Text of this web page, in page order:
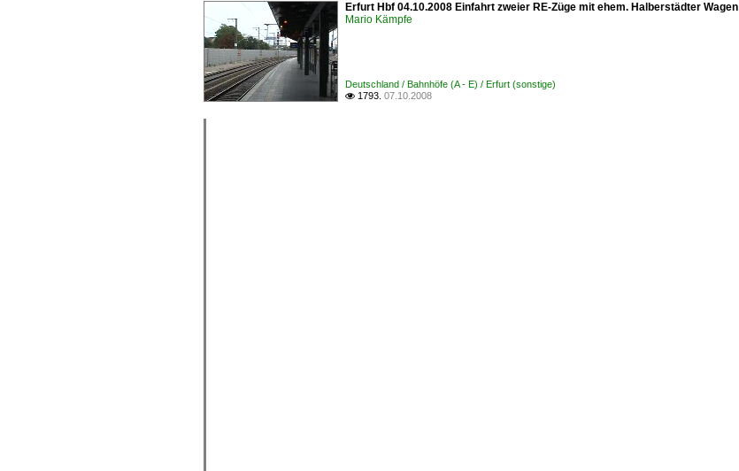
Erfurt Hbf 04.10.2008 Einfahrt zweier RE-Züge mit ehem. Halberstädter Wagen
Mario Kämpfe
Deutschland / Bahnhöfe (A - E) / Erfurt (sonstige)
 1793. 07.10.2008